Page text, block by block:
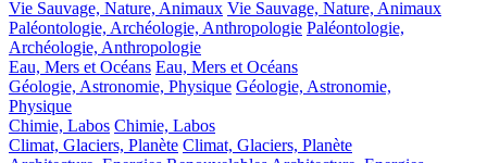
Vie Sauvage, Nature, Animaux Vie Sauvage, Nature, Animaux
Paléontologie, Archéologie, Anthropologie Paléontologie,
Archéologie, Anthropologie
Eau, Mers et Océans Eau, Mers et Océans
Géologie, Astronomie, Physique Géologie, Astronomie,
Physique
Chimie, Labos Chimie, Labos
Climat, Glaciers, Planète Climat, Glaciers, Planète